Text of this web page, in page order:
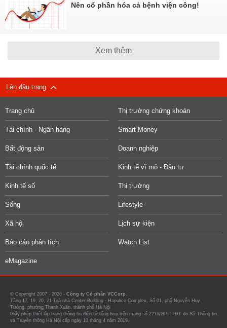
Nên cổ phần hóa cả bệnh viện công!
Xem thêm
Lên đầu trang
Trang chủ Thị trường chứng khoán
Tài chính - Ngân hàng Smart Money
Bất động sản Doanh nghiệp
Tài chính quốc tế Kinh tế vĩ mô - Đầu tư
Kinh tế số Thị trường
Sống Lifestyle
Xã hội Lịch sự kiện
Báo cáo phân tích Watch List
eMagazine
© Copyright 2007 - 2026 - Công ty Cổ phần VCCorp.
Tầng 17, 19, 20, 21 Toà nhà Center Building - Hapulico Complex, Số 01, phố Nguyễn Huy
Tưởng, phường Thanh Xuân, thành phố Hà Nội
Giấy phép thiết lập trang thông tin điện tử tổng hợp trên mạng số 2216/GP-TTĐT do Sở Thông tin
và Truyền thông Hà Nội cấp ngày 10 tháng 4 năm 2019.